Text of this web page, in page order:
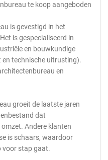
te koop aangeboden
is gevestigd in het
is gespecialiseerd in
en bouwkundige
technische uitrusting).
en
groeit de laatste jaren
dat
Andere klanten
is schaars, waardoor
voor stap gaat.